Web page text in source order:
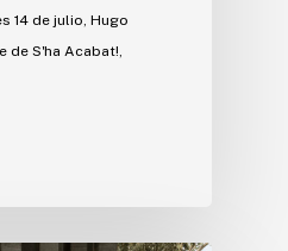
14 de julio, Hugo
de S'ha Acabat!,